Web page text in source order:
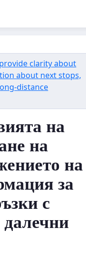
clarity about
about next stops,
distance
на
на
на
за
с
далечни